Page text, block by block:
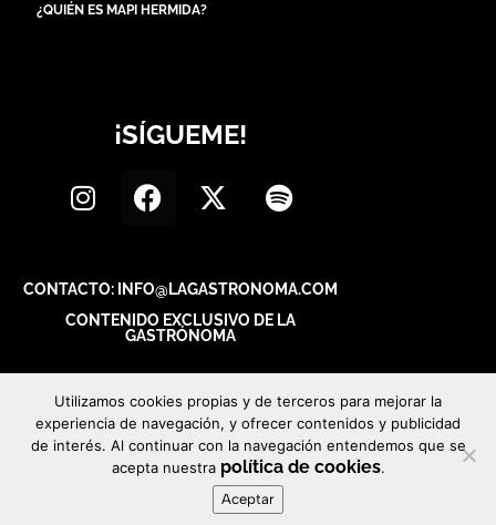
¿QUIÉN ES MAPI HERMIDA?
¡SÍGUEME!
CONTACTO: INFO@LAGASTRONOMA.COM
CONTENIDO EXCLUSIVO DE LA
GASTRÓNOMA
Utilizamos cookies propias y de terceros para mejorar la
experiencia de navegación, y ofrecer contenidos y publicidad
de interés. Al continuar con la navegación entendemos que se
acepta nuestra política de cookies.
Aceptar